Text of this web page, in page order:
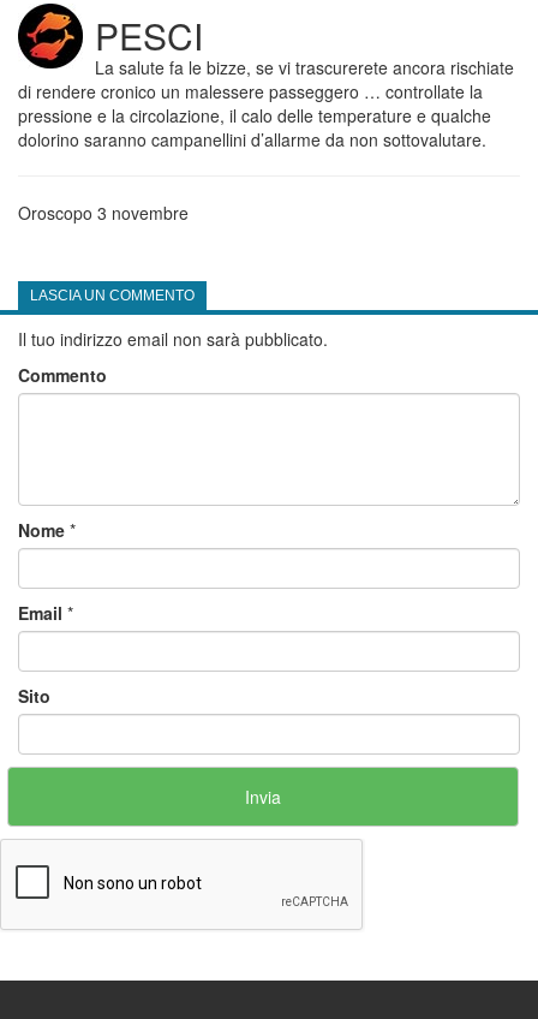
PESCI
La salute fa le bizze, se vi trascurerete ancora rischiate
di rendere cronico un malessere passeggero … controllate la
pressione e la circolazione, il calo delle temperature e qualche
dolorino saranno campanellini d’allarme da non sottovalutare.
Oroscopo 3 novembre
LASCIA UN COMMENTO
Il tuo indirizzo email non sarà pubblicato.
Commento
Nome *
Email *
Sito